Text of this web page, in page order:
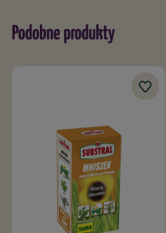
olej rzepakowy
pyretryny (związek z
Wydajność:
1 opakowanie
roztworu do oprysku
Opakowanie: 100 ml
Podobne produkty